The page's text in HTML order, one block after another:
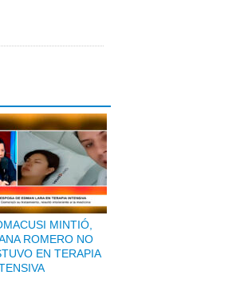
MINTIÓ,
ROMERO NO
EN TERAPIA